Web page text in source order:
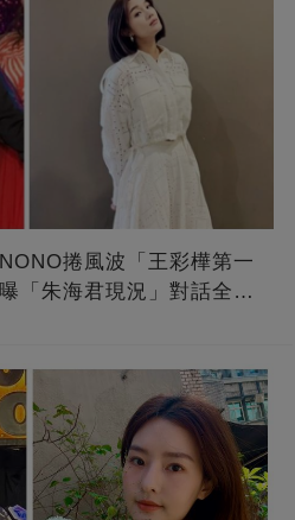
捲風波「王彩樺第一
「朱海君現況」對話全公